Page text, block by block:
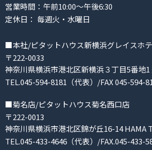
営業時間：午前10:00～午後6:30
定休日： 毎週火・水曜日
■本社/ピタットハウス新横浜グレイスホ
〒222-0033
神奈川県横浜市港北区新横浜３丁目5番地
TEL.045-594-8181（代表）/FAX 045-594-
■菊名店/ピタットハウス菊名西口店
〒222-0013
神奈川県横浜市港北区錦が丘16-14 HAMA
TEL.045-433-4646（代表）/FAX.045-433-